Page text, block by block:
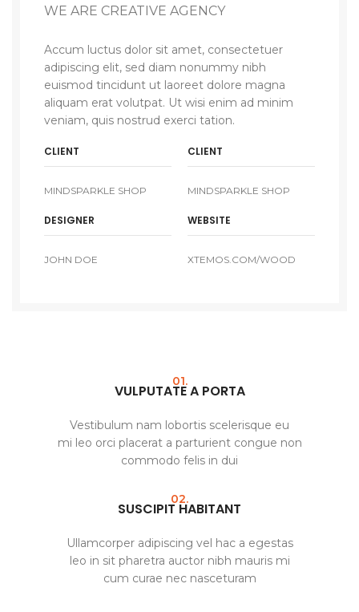
WE ARE CREATIVE AGENCY
Accum luctus dolor sit amet, consectetuer
adipiscing elit, sed diam nonummy nibh
euismod tincidunt ut laoreet dolore magna
aliquam erat volutpat. Ut wisi enim ad minim
veniam, quis nostrud exerci tation.
CLIENT
MINDSPARKLE SHOP
CLIENT
MINDSPARKLE SHOP
DESIGNER
JOHN DOE
WEBSITE
XTEMOS.COM/WOOD
01.
VULPUTATE A PORTA
Vestibulum nam lobortis scelerisque eu
mi leo orci placerat a parturient congue non
commodo felis in dui
02.
SUSCIPIT HABITANT
Ullamcorper adipiscing vel hac a egestas
leo in sit pharetra auctor nibh mauris mi
cum curae nec nasceturam